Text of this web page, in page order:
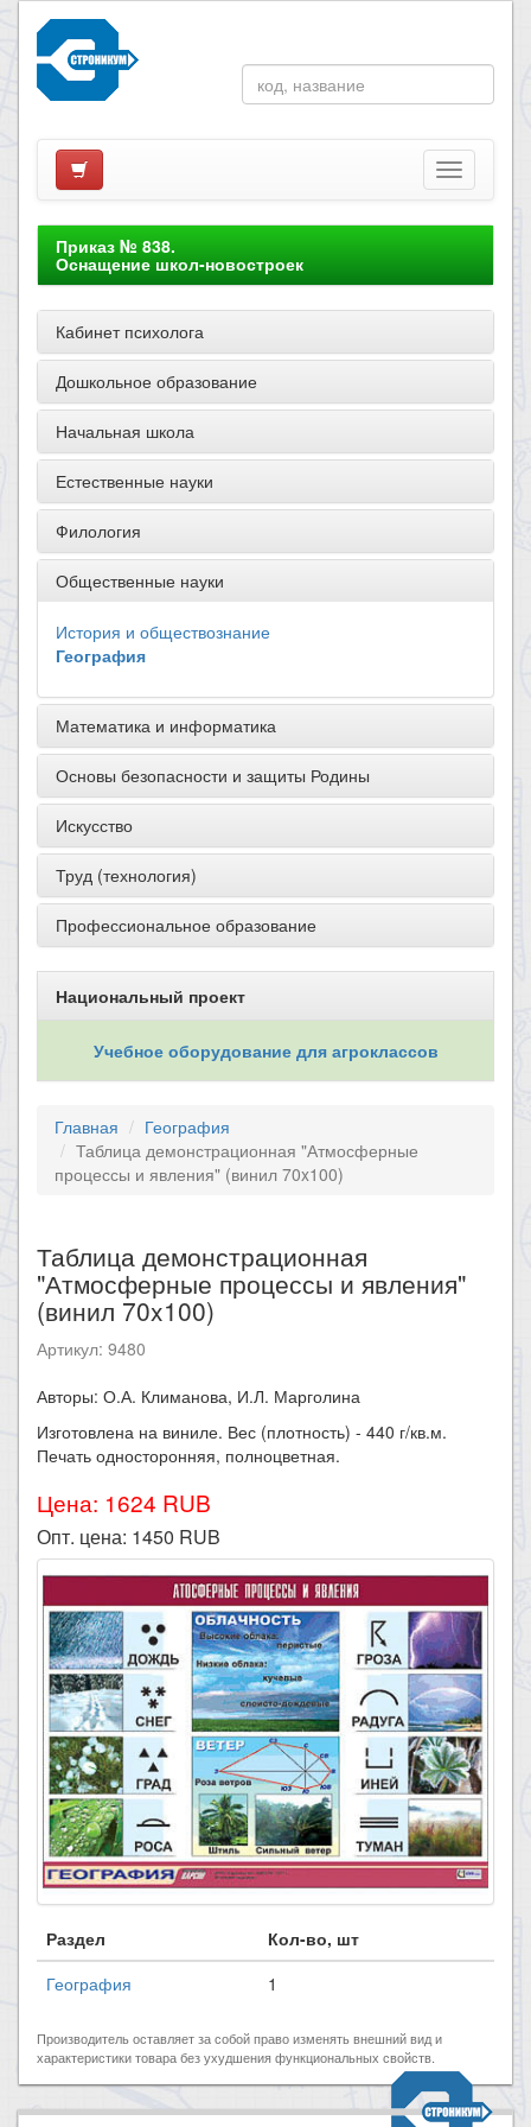
Приказ № 838.
Оснащение школ-новостроек
Кабинет психолога
Дошкольное образование
Начальная школа
Естественные науки
Филология
Общественные науки
История и обществознание
География
Математика и информатика
Основы безопасности и защиты Родины
Искусство
Труд (технология)
Профессиональное образование
Национальный проект
Учебное оборудование для агроклассов
Главная
География
Таблица демонстрационная "Атмосферные
процессы и явления" (винил 70x100)
Таблица демонстрационная
"Атмосферные процессы и явления"
(винил 70x100)
Артикул: 9480
Авторы: О.А. Климанова, И.Л. Марголина
Изготовлена на виниле. Вес (плотность) - 440 г/кв.м.
Печать односторонняя, полноцветная.
Цена: 1624 RUB
Опт. цена: 1450 RUB
Раздел
Кол-во, шт
География
1
Производитель оставляет за собой право изменять внешний вид и
характеристики товара без ухудшения функциональных свойств.